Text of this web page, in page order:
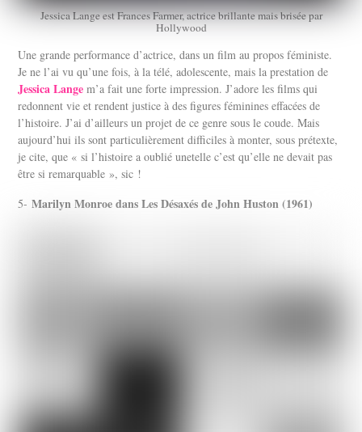
Jessica Lange est Frances Farmer, actrice brillante mais brisée par
Hollywood
Une grande performance d’actrice, dans un film au propos féministe.
Je ne l’ai vu qu’une fois, à la télé, adolescente, mais la prestation de
Jessica Lange m’a fait une forte impression. J’adore les films qui
redonnent vie et rendent justice à des figures féminines effacées de
l’histoire. J’ai d’ailleurs un projet de ce genre sous le coude. Mais
aujourd’hui ils sont particulièrement difficiles à monter, sous prétexte,
je cite, que « si l’histoire a oublié unetelle c’est qu’elle ne devait pas
être si remarquable », sic !
5-Marilyn Monroe dans Les Désaxés de John Huston (1961)